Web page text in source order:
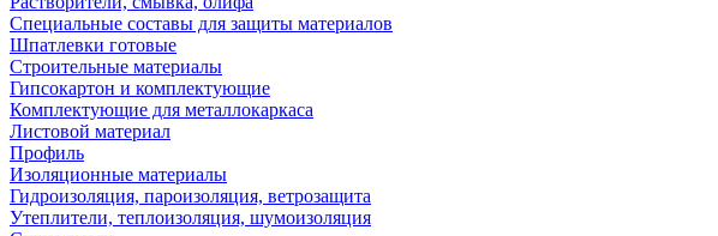
Специальные составы для защиты материалов
Шпатлевки готовые
Строительные материалы
Гипсокартон и комплектующие
Комплектующие для металлокаркаса
Листовой материал
Профиль
Изоляционные материалы
Гидроизоляция, пароизоляция, ветрозащита
Утеплители, теплоизоляция, шумоизоляция